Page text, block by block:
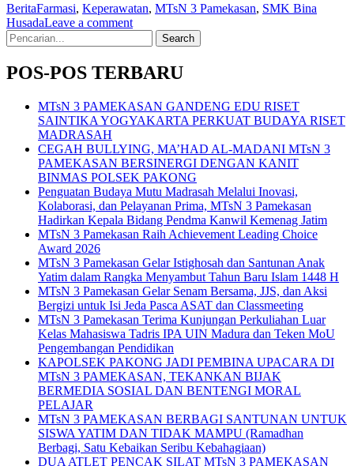
BeritaFarmasi, Keperawatan, MTsN 3 Pamekasan, SMK Bina
HusadaLeave a comment
Search
for:
POS-POS TERBARU
MTsN 3 PAMEKASAN GANDENG EDU RISET
SAINTIKA YOGYAKARTA PERKUAT BUDAYA RISET
MADRASAH
CEGAH BULLYING, MA’HAD AL-MADANI MTsN 3
PAMEKASAN BERSINERGI DENGAN KANIT
BINMAS POLSEK PAKONG
Penguatan Budaya Mutu Madrasah Melalui Inovasi,
Kolaborasi, dan Pelayanan Prima, MTsN 3 Pamekasan
Hadirkan Kepala Bidang Pendma Kanwil Kemenag Jatim
MTsN 3 Pamekasan Raih Achievement Leading Choice
Award 2026
MTsN 3 Pamekasan Gelar Istighosah dan Santunan Anak
Yatim dalam Rangka Menyambut Tahun Baru Islam 1448 H
MTsN 3 Pamekasan Gelar Senam Bersama, JJS, dan Aksi
Bergizi untuk Isi Jeda Pasca ASAT dan Classmeeting
MTsN 3 Pamekasan Terima Kunjungan Perkuliahan Luar
Kelas Mahasiswa Tadris IPA UIN Madura dan Teken MoU
Pengembangan Pendidikan
KAPOLSEK PAKONG JADI PEMBINA UPACARA DI
MTsN 3 PAMEKASAN, TEKANKAN BIJAK
BERMEDIA SOSIAL DAN BENTENGI MORAL
PELAJAR
MTsN 3 PAMEKASAN BERBAGI SANTUNAN UNTUK
SISWA YATIM DAN TIDAK MAMPU (Ramadhan
Berbagi, Satu Kebaikan Seribu Kebahagiaan)
DUA ATLET PENCAK SILAT MTsN 3 PAMEKASAN